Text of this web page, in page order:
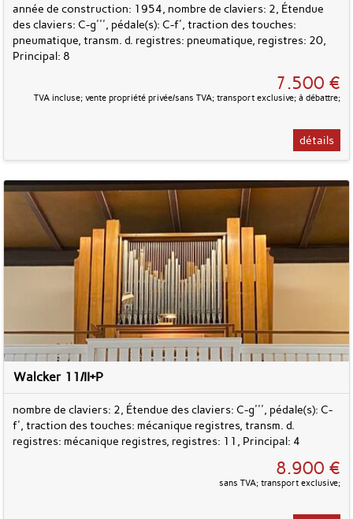
année de construction: 1954, nombre de claviers: 2, Étendue
des claviers: C-g''', pédale(s): C-f', traction des touches:
pneumatique, transm. d. registres: pneumatique, registres: 20,
Principal: 8
7.500 €
TVA incluse; vente propriété privée/sans TVA; transport exclusive; à débattre;
détails
Walcker 11/II+P
nombre de claviers: 2, Étendue des claviers: C-g''', pédale(s): C-
f', traction des touches: mécanique registres, transm. d.
registres: mécanique registres, registres: 11, Principal: 4
8.900 €
sans TVA; transport exclusive;